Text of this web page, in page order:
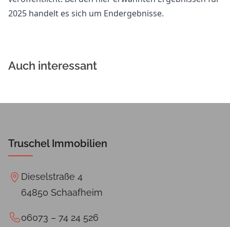
2025 handelt es sich um Endergebnisse.
Auch interessant
Truschel Immobilien
Dieselstraße 4
64850 Schaafheim
06073 – 74 24 526